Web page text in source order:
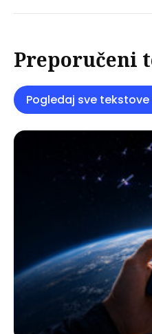
Preporučeni
Pogledaj sve tekstove